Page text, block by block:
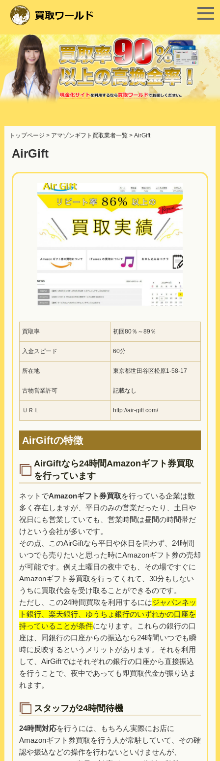
ン
トップページ > アマゾンギフト買取業者一覧> AirGift
AirGift
買取率 初回80％～89％
入金スピード 60分
所在地 東京都世田谷区松原1-58-17
古物営業許可 記載なし
ＵＲＬ http://air-gift.com/
AirGiftの特徴
AirGiftなら24時間Amazonギフト券買取
を行っています
ネットでAmazonギフト券買取を行っている企業は数
多く存在しますが、平日のみの営業だったり、土日や
祝日にも営業していても、営業時間は昼間の時間帯だ
けという会社が多いです。
その点、このAirGiftなら平日や休日を問わず、24時間
いつでも売りたいと思った時にAmazonギフト券の売却
が可能です。例え土曜日の夜中でも、その場ですぐに
Amazonギフト券買取を行ってくれて、30分もしない
うちに買取代金を受け取ることができるのです。
ただし、この24時間買取を利用するにはジャパンネッ
ト銀行、楽天銀行、ゆうちょ銀行のいずれかの口座を
持っていることが条件になります。これらの銀行の口
座は、同銀行の口座からの振込なら24時間いつでも瞬
時に反映するというメリットがあります。それを利用
して、AirGiftではそれぞれの銀行の口座から直接振込
を行うことで、夜中であっても即買取代金が振り込ま
れます。
スタッフが24時間待機
24時間対応を行うには、もちろん実際にお店に
Amazonギフト券買取を行う人が常駐していて、その確
認や振込などの操作を行わないといけませんが、